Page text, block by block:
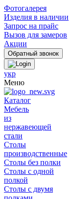
Фотогалерея
Изделия в наличии
Запрос на прайс
Вызов для замеров
Акции
укр
Меню
Каталог
Мебель
из
нержавеющей
стали
Столы
производственные
Столы без полки
Столы с одной
полкой
Столы с двумя